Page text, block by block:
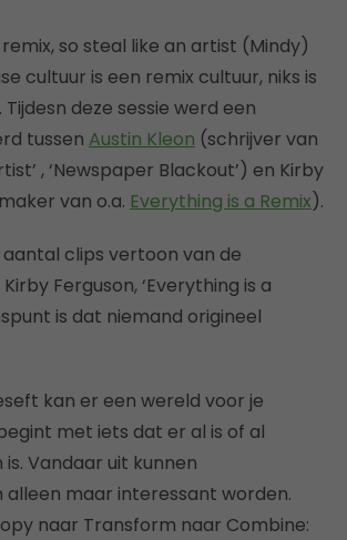
so steal like an artist (Mindy)
cultuur is een remix cultuur, niks is
deze sessie werd een
tussen Austin Kleon (schrijver van
, ‘Newspaper Blackout’) en Kirby
van o.a. Everything is a Remix).
clips vertoon van de
Ferguson, ‘Everything is a
is dat niemand origineel
kan er een wereld voor je
met iets dat er al is of al
Vandaar uit kunnen
alleen maar interessant worden.
naar Transform naar Combine: